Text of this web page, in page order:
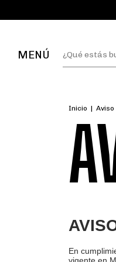
MENÚ
Inicio | Aviso
En
vigente en